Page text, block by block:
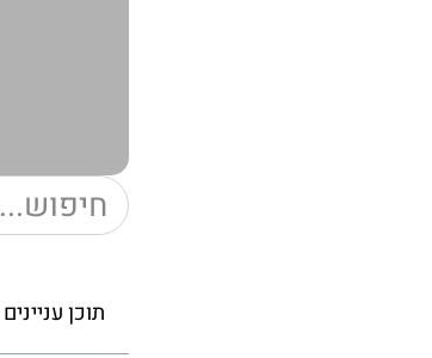
תוכן עניינים